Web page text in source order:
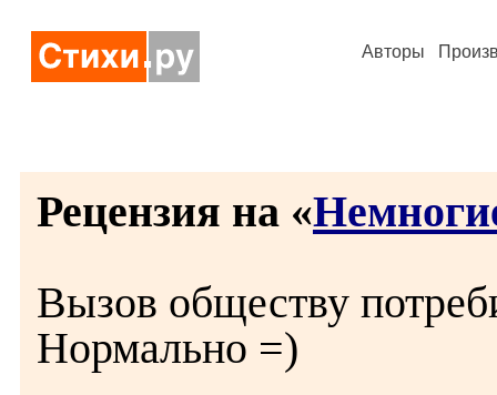
Авторы
Рецензия на «
Вызов обществу
Нормально =)